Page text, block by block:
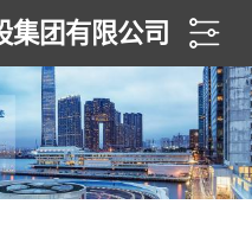
集团有限公司